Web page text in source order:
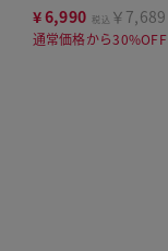
¥6,990 税込 ￥7,689
通常価格から30%OFF